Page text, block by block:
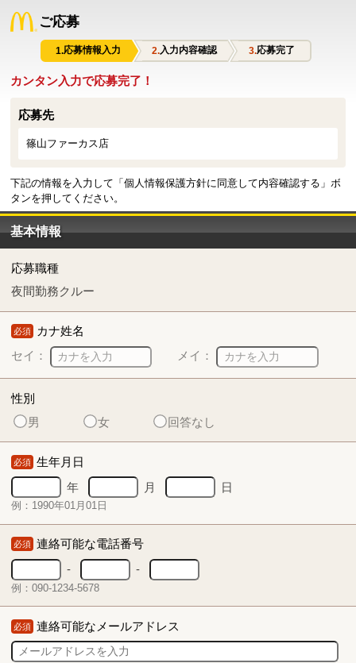
ご応募
応募情報入力 入力内容確認 応募完了
カンタン入力で応募完了！
応募先
篠山ファーカス店
下記の情報を入力して「個人情報保護方針に同意して内容確認する」ボ
タンを押してください。
基本情報
応募職種
夜間勤務クルー
必須 カナ姓名
セイ：
メイ：
性別
男
女 回答なし
必須 生年月日
年
月 日
例：1990年01月01日
必須 連絡可能な電話番号
-
-
例：090-1234-5678
必須 連絡可能なメールアドレス